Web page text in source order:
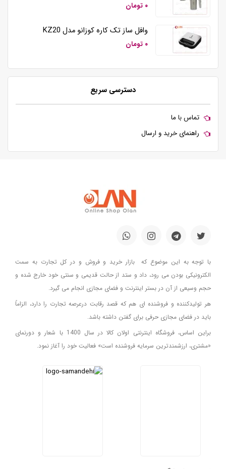
۰ تومان
وافل ساز تک کاره کوزانو مدل KZ20
۰ تومان
دسترسی سریع
تماس با ما
راهنمای خرید و ارسال
با توجه به این موضوع که بازار خرید و فروش و در کل تجارت به سمت
الکترونیکی بودن می رود، داد و ستد از حالت قدیمی و سنتی خود خارج شده و
حجم وسیعی از آن در بستر اینترنت و فضای مجازی انجام می گیرد.
هر تولیدکننده و فروشنده ای هم که قصد رقابت درعرصه تجارت را دارد، الزاماً
باید در فضای مجازی حرفی برای گفتن داشته باشد.
براین اساس، فروشگاه اینترنتی اولان کالا در سال 1400 با شعار و دورنمای
«مشتری، ارزشمندترین سرمایه فروشنده است» فعالیت خود را آغاز نمود.